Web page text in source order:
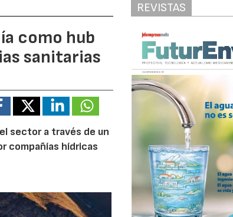
como hub
sanitarias
sector a través de un
compañías hídricas
REVISTAS